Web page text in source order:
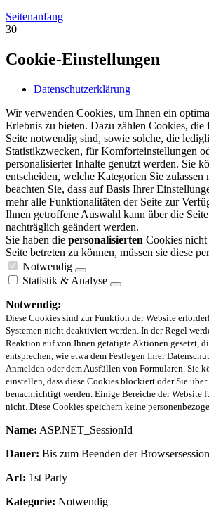
Seitenanfang
30
Cookie-Einstellungen
Datenschutzerklärung
Wir verwenden Cookies, um Ihnen ein
Erlebnis zu bieten. Dazu zählen Cookies, die
Seite notwendig sind, sowie solche, die
Statistikzwecken, für Komforteinstellungen
personalisierter Inhalte genutzt werden. Sie
entscheiden, welche Kategorien Sie zulassen
beachten Sie, dass auf Basis Ihrer
mehr alle Funktionalitäten der Seite zur
Ihnen getroffene Auswahl kann über die
nachträglich geändert werden.
Sie haben die personalisierten Cookies
Seite betreten zu können, müssen sie diese
Notwendig
Statistik & Analyse
Notwendig:
Diese Cookies sind zur Funktion der Website
Systemen nicht deaktiviert werden. In der Regel
Reaktion auf von Ihnen getätigte Aktionen gesetzt,
entsprechen, wie etwa dem Festlegen Ihrer
Anmelden oder dem Ausfüllen von Formularen. Sie
einstellen, dass diese Cookies blockiert oder Sie
benachrichtigt werden. Einige Bereiche der Website
nicht. Diese Cookies speichern keine
Name: ASP.NET_SessionId
Dauer: Bis zum Beenden der Browsersession
Art: 1st Party
Kategorie: Notwendig